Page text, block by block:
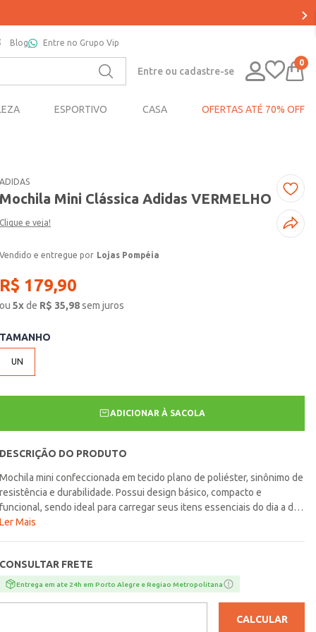
Blog Entre no Grupo Vip
Entre ou cadastre-se
0
ESPORTIVO CASA OFERTAS ATÉ 70% OFF
ADIDAS
Mochila Mini Clássica Adidas VERMELHO
Clique e veja!
Lojas Pompéia
R$ 179,90
ou5xde R$ 35,98sem juros
TAMANHO
UN
ADICIONAR À SACOLA
DESCRIÇÃO DO PRODUTO
Mochila mini confeccionada em tecido plano de poliéster, sinônimo de
resistência e durabilidade. Possui design básico, compacto e
funcional, sendo ideal para carregar seus itens essenciais do dia a dia,
graças ao compartimento principal com bolso interno e o bolso frontal
de ombros com reguladores que permitem um ajuste firme ao corpo,
com pendente de velcro para um transporte mais seguro. Conta
também com alça de mão, que dá uma opção prática para carregar a
em sua parte frontal e em uma das alças. Seja para passeios, trabalho
Ler Mais
CONSULTAR FRETE
Entrega em ate 24h em Porto Alegre e Regiao Metropolitana
CALCULAR